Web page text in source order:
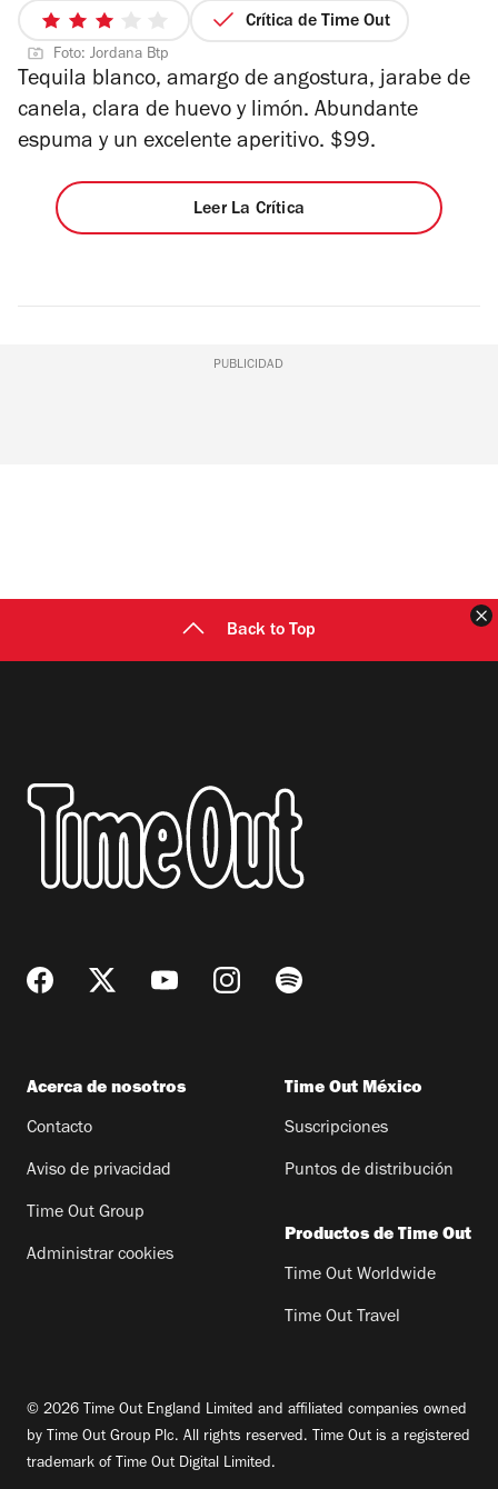
4
4
3
de
5
estrellas
Crítica de Time Out
Foto: Jordana Btp
Tequila blanco, amargo de angostura, jarabe de
canela, clara de huevo y limón. Abundante
espuma y un excelente aperitivo. $99.
Leer La Crítica
PUBLICIDAD
Back to Top
Acerca de nosotros
Contacto
Aviso de privacidad
Time Out Group
Administrar cookies
Time Out México
Suscripciones
Puntos de distribución
Productos de Time Out
Time Out Worldwide
Time Out Travel
© 2026 Time Out England Limited and affiliated companies owned
by Time Out Group Plc. All rights reserved. Time Out is a registered
trademark of Time Out Digital Limited.